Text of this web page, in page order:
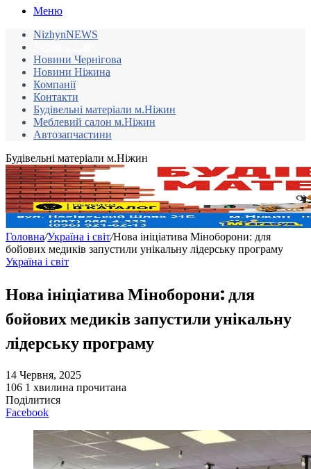
Меню
NizhynNEWS
Новини Чернігова
Новини Ніжина
Компанії
Контакти
Будівельні матеріали м.Ніжин
Меблевий салон м.Ніжин
Автозапчастини
Будівельні матеріали м.Ніжин
Головна/Україна і світ/Нова ініціатива Міноборони: для
бойових медиків запустили унікальну лідерську програму
Україна і світ
Нова ініціатива Міноборони: для
бойових медиків запустили унікальну
лідерську програму
14 Червня, 2025
106 1 хвилина прочитана
Поділитися
Facebook